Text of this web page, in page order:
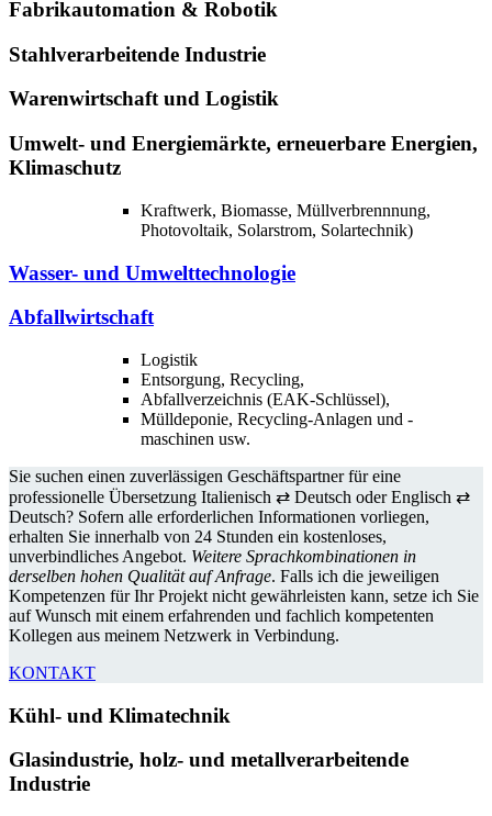
Fabrikautomation & Robotik
Stahlverarbeitende Industrie
Warenwirtschaft und Logistik
Umwelt- und Energiemärkte, erneuerbare Energien,
Klimaschutz
Kraftwerk, Biomasse, Müllverbrennnung,
Photovoltaik, Solarstrom, Solartechnik)
Wasser- und Umwelttechnologie
Abfallwirtschaft
Logistik
Entsorgung, Recycling,
Abfallverzeichnis (EAK-Schlüssel),
Mülldeponie, Recycling-Anlagen und -
maschinen usw.
Sie suchen einen zuverlässigen Geschäftspartner für eine
professionelle Übersetzung Italienisch ⇄ Deutsch oder Englisch ⇄
Deutsch? Sofern alle erforderlichen Informationen vorliegen,
erhalten Sie innerhalb von 24 Stunden ein kostenloses,
unverbindliches Angebot. Weitere Sprachkombinationen in
derselben hohen Qualität auf Anfrage. Falls ich die jeweiligen
Kompetenzen für Ihr Projekt nicht gewährleisten kann, setze ich Sie
auf Wunsch mit einem erfahrenden und fachlich kompetenten
Kollegen aus meinem Netzwerk in Verbindung.
KONTAKT
Kühl- und Klimatechnik
Glasindustrie, holz- und metallverarbeitende
Industrie